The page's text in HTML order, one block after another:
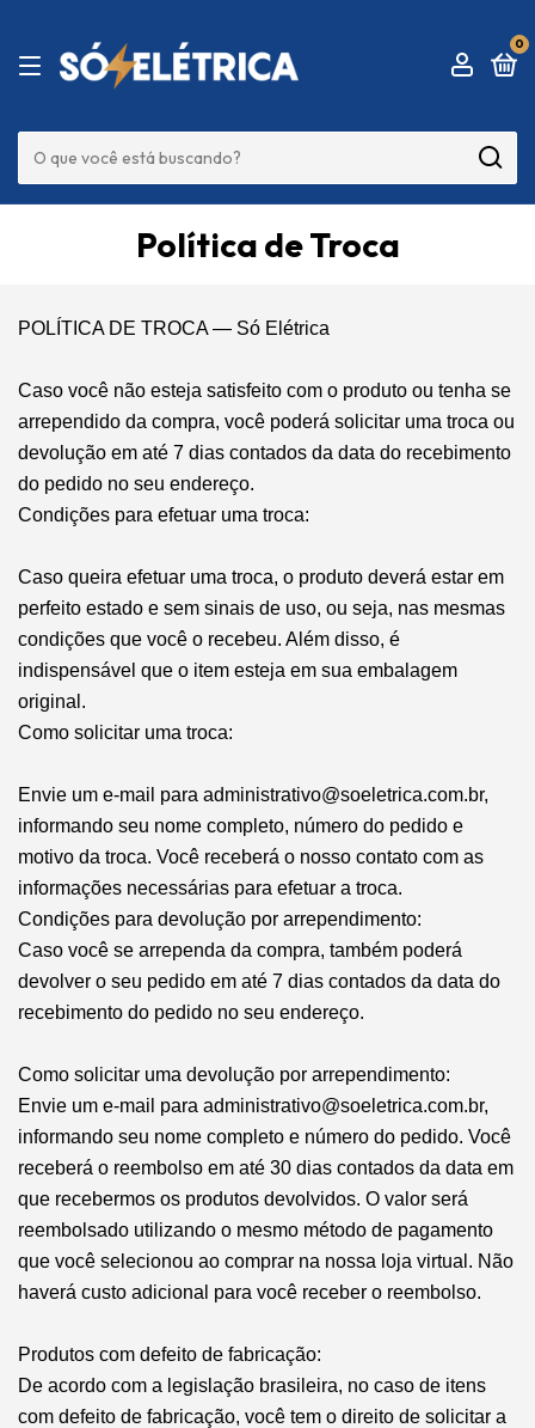
0
Política de Troca
POLÍTICA DE TROCA — Só Elétrica
Caso você não esteja satisfeito com o produto ou tenha se
arrependido da compra, você poderá solicitar uma troca ou
devolução em até 7 dias contados da data do recebimento
do pedido no seu endereço.
Condições para efetuar uma troca:
Caso queira efetuar uma troca, o produto deverá estar em
perfeito estado e sem sinais de uso, ou seja, nas mesmas
condições que você o recebeu. Além disso, é
indispensável que o item esteja em sua embalagem
original.
Como solicitar uma troca:
Envie um e-mail para administrativo@soeletrica.com.br,
informando seu nome completo, número do pedido e
motivo da troca. Você receberá o nosso contato com as
informações necessárias para efetuar a troca.
Condições para devolução por arrependimento:
Caso você se arrependa da compra, também poderá
devolver o seu pedido em até 7 dias contados da data do
recebimento do pedido no seu endereço.
Como solicitar uma devolução por arrependimento:
Envie um e-mail para administrativo@soeletrica.com.br,
informando seu nome completo e número do pedido. Você
receberá o reembolso em até 30 dias contados da data em
que recebermos os produtos devolvidos. O valor será
reembolsado utilizando o mesmo método de pagamento
que você selecionou ao comprar na nossa loja virtual. Não
haverá custo adicional para você receber o reembolso.
Produtos com defeito de fabricação:
De acordo com a legislação brasileira, no caso de itens
com defeito de fabricação, você tem o direito de solicitar a